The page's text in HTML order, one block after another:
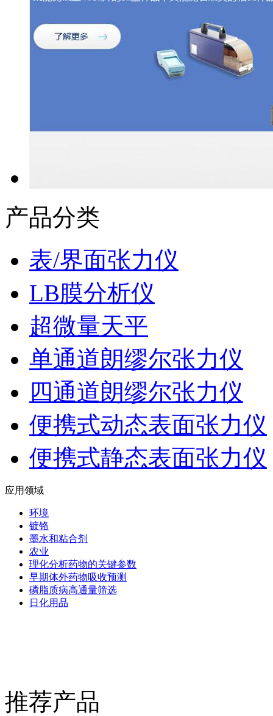
产品分类
表/界面张力仪
LB膜分析仪
超微量天平
单通道朗缪尔张力仪
四通道朗缪尔张力仪
便携式动态表面张力仪
便携式静态表面张力仪
应用领域
环境
镀铬
墨水和粘合剂
农业
理化分析药物的关键参数
早期体外药物吸收预测
磷脂质病高通量筛选
日化用品
推荐产品